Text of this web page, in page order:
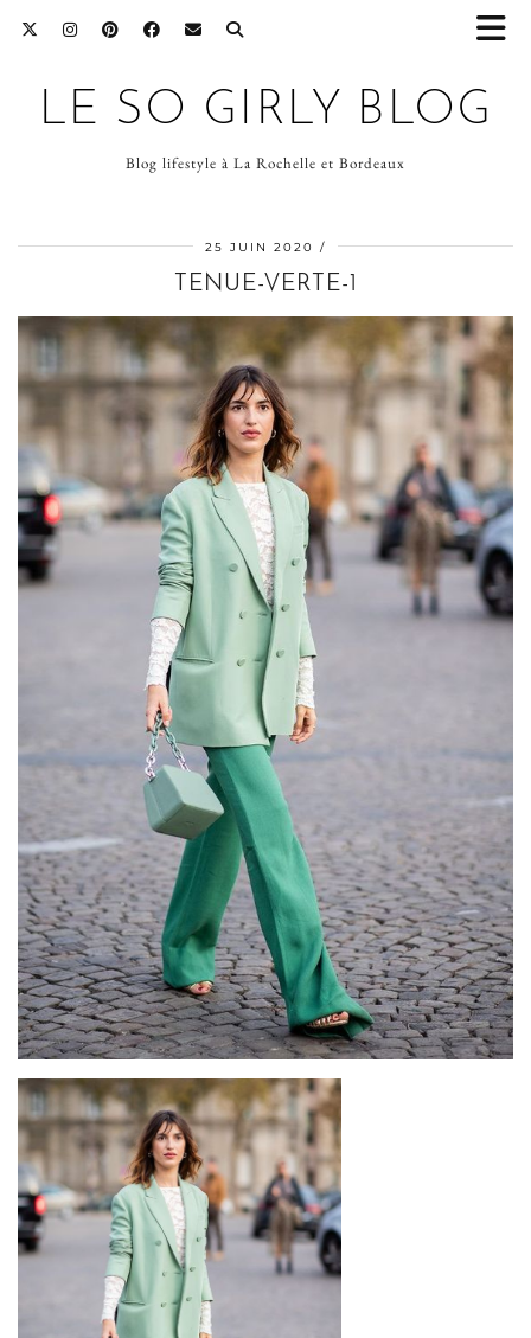
LE SO GIRLY BLOG
Blog lifestyle à La Rochelle et Bordeaux
25 JUIN 2020
TENUE-VERTE-1